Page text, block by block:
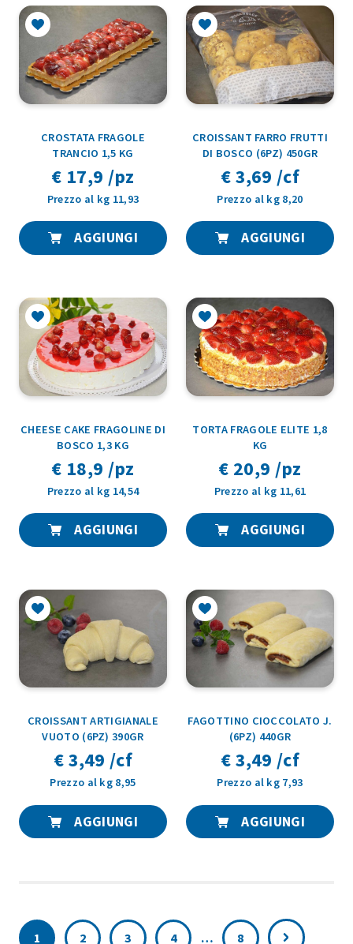
CROSTATA FRAGOLE
TRANCIO 1,5 KG
€ 17,9 /pz
Prezzo al kg 11,93
AGGIUNGI
CROISSANT FARRO FRUTTI
DI BOSCO (6PZ) 450GR
€ 3,69 /cf
Prezzo al kg 8,20
AGGIUNGI
CHEESE CAKE FRAGOLINE DI
BOSCO 1,3 KG
€ 18,9 /pz
Prezzo al kg 14,54
AGGIUNGI
TORTA FRAGOLE ELITE 1,8
KG
€ 20,9 /pz
Prezzo al kg 11,61
AGGIUNGI
CROISSANT ARTIGIANALE
VUOTO (6PZ) 390GR
€ 3,49 /cf
Prezzo al kg 8,95
AGGIUNGI
FAGOTTINO CIOCCOLATO J.
(6PZ) 440GR
€ 3,49 /cf
Prezzo al kg 7,93
AGGIUNGI
1 2 3 4 … 8